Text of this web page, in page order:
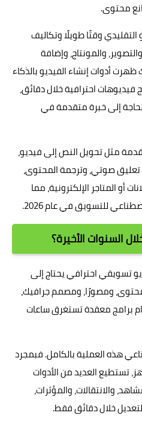
محتوى.
التقليدي وقتًا طويلًا وتكاليف
والمونتاج، وإضافة
ظهرت أدوات إنشاء الفيديو بالذكاء
احترافية خلال دقائق،
إلى خبرة متقدمة في
مثل تحويل النص إلى فيديو،
صوتي، وترجمة المحتوى،
أو المتاجر الإلكترونية، مما
للتسويق في عام 2026.
السنوات الأخيرة؟
تسويقي احترافي يحتاج إلى
ومصورًا، ومصمم جرافيك،
برامج معقدة تستغرق ساعات
هذه العملية بالكامل. فبمجرد
تستطيع العديد من الأدوات
والانتقالات، والمؤثرات،
خلال دقائق فقط.